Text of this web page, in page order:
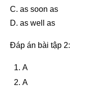
C. as soon as
D. as well as
Đáp án bài tập 2:
A
A